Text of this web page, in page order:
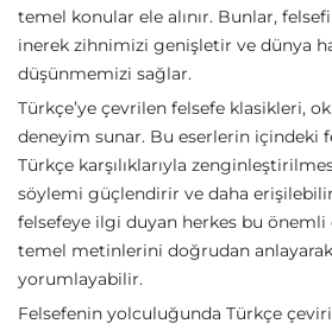
temel konular ele alınır. Bunlar,
inerek zihnimizi genişletir ve dünya
düşünmemizi sağlar.
Türkçe’ye çevrilen felsefe klasikleri,
deneyim sunar. Bu eserlerin içindeki
Türkçe karşılıklarıyla
söylemi güçlendirir ve daha erişilebilir
felsefeye ilgi duyan herkes bu önemli
temel metinlerini doğrudan
yorumlayabilir.
Felsefenin yolculuğunda Türkçe